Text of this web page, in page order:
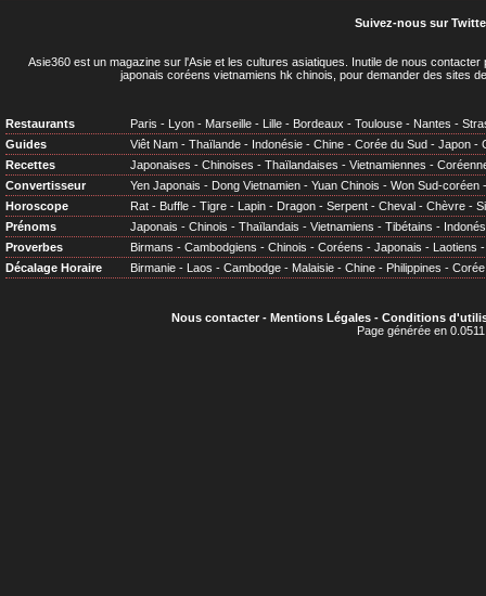
Suivez-nous sur
Asie360 est un magazine sur l'Asie et les cultures asiatiques . Inutile de nous
japonais coréens vietnamiens hk chinois, pour demander des sites
Restaurants Paris - Lyon - Marseille - Lille - Bordeaux - Toulouse - Nantes -
Guides
Viêt Nam - Thaïlande - Indonésie - Chine - Corée du Sud - Japon -
Recettes
Japonaises - Chinoises - Thaïlandaises - Vietnamiennes -
Convertisseur
Yen Japonais - Dong Vietnamien - Yuan Chinois - Won Sud-coréen
Horoscope
Rat - Buffle - Tigre - Lapin - Dragon - Serpent - Cheval - Chèvre -
Prénoms
Japonais - Chinois - Thaïlandais - Vietnamiens - Tibétains -
Proverbes
Birmans - Cambodgiens - Chinois - Coréens - Japonais - Laotiens
Décalage Horaire
Birmanie - Laos - Cambodge - Malaisie - Chine - Philippines - Corée
Nous contacter- Mentions Légales- Conditions
Page générée en